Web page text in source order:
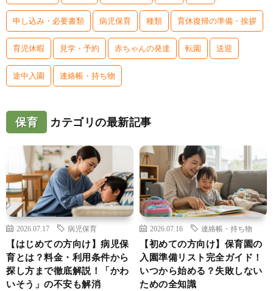
申し込み・必要書類 病児保育 種類 育休復帰の準備・挨拶
育児休暇 見学・予約 赤ちゃんの発達 転園 送迎
途中入園 連絡帳・持ち物
保育 カテゴリの最新記事
2026.07.17 病児保育
【はじめての方向け】病児保
育とは？料金・利用条件から
探し方まで徹底解説！「かわ
いそう」の不安も解消
2026.07.16 連絡帳・持ち物
【初めての方向け】保育園の
入園準備リスト完全ガイド！
いつから始める？失敗しない
ための全知識